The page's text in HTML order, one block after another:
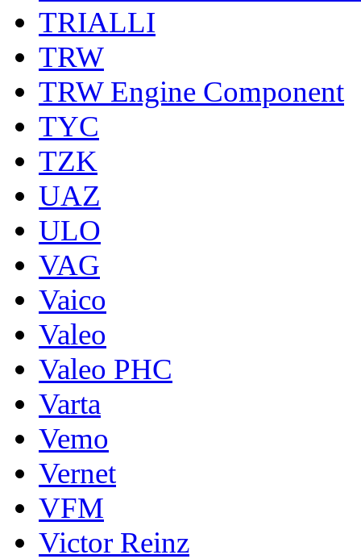
TRIALLI
TRW
TRW Engine Component
TYC
TZK
UAZ
ULO
VAG
Vaico
Valeo
Valeo PHC
Varta
Vemo
Vernet
VFM
Victor Reinz